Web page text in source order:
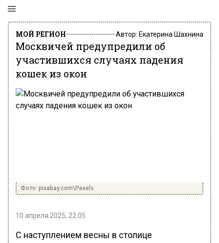
МОЙ РЕГИОН Автор: Екатерина Шахнина
Москвичей предупредили об
участившихся случаях падения
кошек из окон
Фото: pixabay.com\Pexels
10 апреля 2025, 22:05
С наступлением весны в столице